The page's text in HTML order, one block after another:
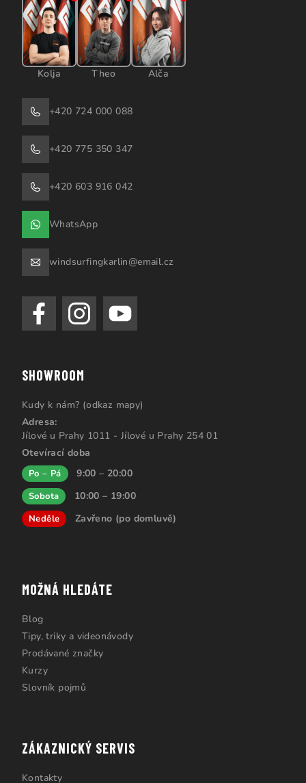
Kolja Theo Alča
+420 724 000 088
+420 775 350 347
+420 603 916 042
WhatsApp
windsurfingkarlin@email.cz
SHOWROOM
Kudy k nám? (odkaz mapy)
Adresa:
Jílové u Prahy 1011 - Jílové u Prahy 254 01
Otevírací doba
Po – Pá 9:00 – 20:00
Sobota 10:00 – 19:00
Neděle Zavřeno (po domluvě)
MOŽNÁ HLEDÁTE
Blog
Tipy, triky a videonávody
Prodávané značky
Kurzy
Slovník pojmů
ZÁKAZNICKÝ SERVIS
Kontakty